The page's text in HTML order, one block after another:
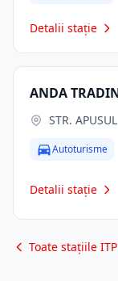
Detalii stație
ANDA
STR.
Autoturisme
Detalii stație
Toate stațiile